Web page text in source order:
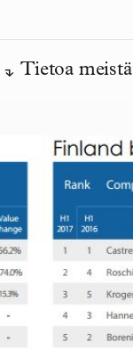
Tietoa meistä